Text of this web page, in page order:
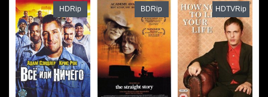
HDRip BDRip HDTVRip